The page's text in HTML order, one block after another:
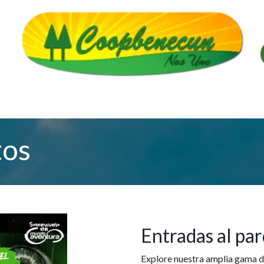
Entradas al
Explore nuestra amplia gama